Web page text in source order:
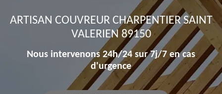
ARTISAN COUVREUR CHARPENTIER SAINT
VALERIEN 89150
Nous intervenons 24h/24 sur 7j/7 en cas
d'urgence